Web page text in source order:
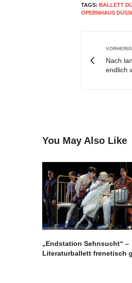
TAGS: BALLETT
OPERNHAUS
Nach
endlich
You May Also Like
„Endstation Sehnsucht“ –
Literaturballett frenetisch